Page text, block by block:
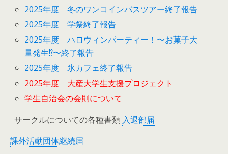
2025年度 冬のワンコインバスツアー終了報告
2025年度 学祭終了報告
2025年度 ハロウィンパーティー！〜お菓子大
量発生⁉︎〜終了報告
2025年度 氷カフェ終了報告
2025年度 大産大学生支援プロジェクト
学生自治会の会則について
サークルについての各種書類 入退部届
課外活動団体継続届